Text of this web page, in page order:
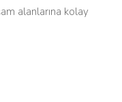
alanlarına kolay